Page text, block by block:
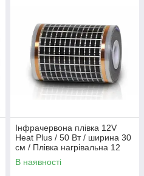
Інфрачервона плівка 12V
Heat Plus / 50 Вт / ширина 30
см / Плівка нагрівальна 12
вольт тепла підлога
В наявності